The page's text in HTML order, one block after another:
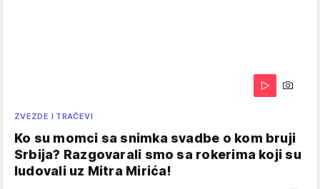
ZVEZDE I TRAČEVI
Ko su momci sa snimka svadbe o kom bruji
Srbija? Razgovarali smo sa rokerima koji su
ludovali uz Mitra Mirića!